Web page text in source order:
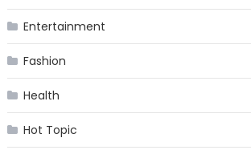
Entertainment
Fashion
Health
Hot Topic